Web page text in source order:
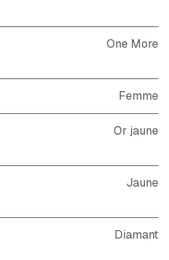
One More
Femme
Or jaune
Jaune
Diamant